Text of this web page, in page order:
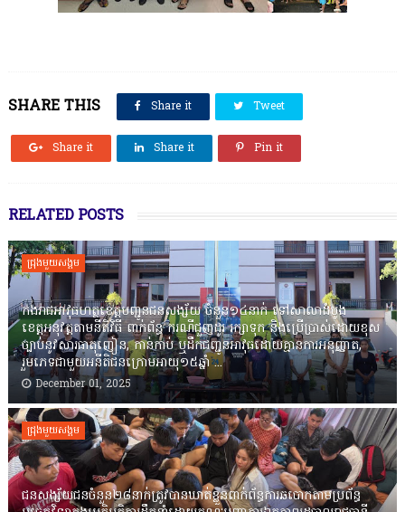
SHARE THIS Share it Tweet
Share it Share it Pin it
RELATED POSTS
ជ្រុងមួយសង្គម
កងរាជឣាវុធហត្ថខេត្តបញ្ជូនជនសង្ស័យ ចំនួន១៤នាក់ ទៅសាលាដំបូង
ខេត្តឣនុវត្តតាមនីតិវិធី ពាក់ព័ន្ធ ករណីជួញដូរ រក្សាទុក និងប្រើប្រាស់ដោយខុស
ច្បាប់នូវសារធាតុញៀន, កាន់កាប់ ឬដឹកជញ្ជូនអាវុធដោយគ្មានការអនុញ្ញាត,
រួមភេទជាមួយអនីតិជនក្រោមអាយុ១៥ឆ្នាំ ...
December 01, 2025
ជ្រុងមួយសង្គម
ជនសង្ស័យជនចំនួន២៨នាក់ត្រូវបានឃាត់ខ្លួនពាក់ព័ន្ធការឆបោកតាមប្រព័ន្ធ